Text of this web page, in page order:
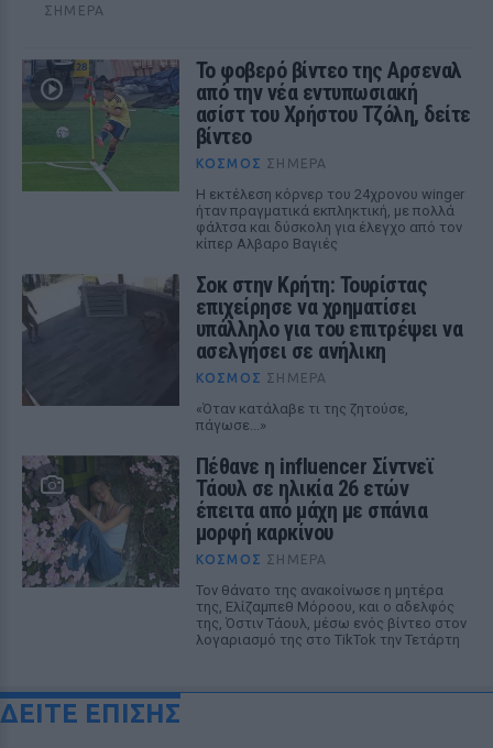
ΣΉΜΕΡΑ
Το φοβερό βίντεο της Αρσεναλ
από την νέα εντυπωσιακή
ασίστ του Χρήστου Τζόλη, δείτε
βίντεο
ΚΌΣΜΟΣ ΣΉΜΕΡΑ
Η εκτέλεση κόρνερ του 24χρονου winger
ήταν πραγματικά εκπληκτική, με πολλά
φάλτσα και δύσκολη για έλεγχο από τον
κίπερ Αλβαρο Βαγιές
Σοκ στην Κρήτη: Τουρίστας
επιχείρησε να χρηματίσει
υπάλληλο για του επιτρέψει να
ασελγήσει σε ανήλικη
ΚΌΣΜΟΣ ΣΉΜΕΡΑ
«Όταν κατάλαβε τι της ζητούσε,
πάγωσε...»
Πέθανε η influencer Σίντνεϊ
Τάουλ σε ηλικία 26 ετών
έπειτα από μάχη με σπάνια
μορφή καρκίνου
ΚΌΣΜΟΣ ΣΉΜΕΡΑ
Τον θάνατο της ανακοίνωσε η μητέρα
της, Ελίζαμπεθ Μόροου, και ο αδελφός
της, Όστιν Τάουλ, μέσω ενός βίντεο στον
λογαριασμό της στο TikTok την Τετάρτη
ΔΕΙΤΕ ΕΠΙΣΗΣ